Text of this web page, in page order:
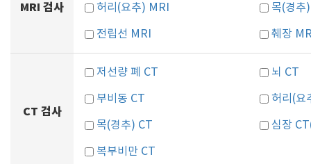
MRI 검사 허리(요추) MRI 목(경추
전립선 MRI 췌장
CT 검사
저선량 폐 CT 뇌 CT
부비동 CT 허리(요
목(경추) CT 심장
복부비만 CT